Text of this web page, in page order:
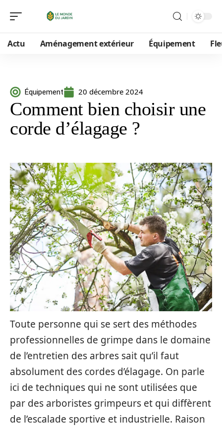
Actu Aménagement extérieur Équipement
Équipement 20 décembre 2024
Comment bien choisir une
corde d’élagage ?
Toute personne qui se sert des méthodes
professionnelles de grimpe dans le domaine
de l’entretien des arbres sait qu’il faut
absolument des cordes d’élagage. On parle
ici de techniques qui ne sont utilisées que
par des arboristes grimpeurs et qui diffèrent
de l’escalade sportive et industrielle. Raison